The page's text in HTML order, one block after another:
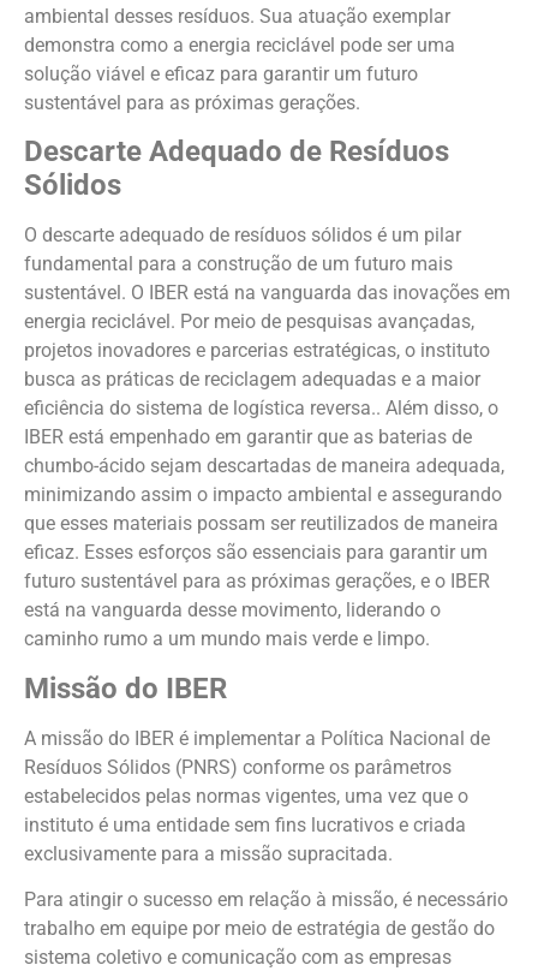
ambiental desses resíduos. Sua atuação exemplar
demonstra como a energia reciclável pode ser uma
solução viável e eficaz para garantir um futuro
sustentável para as próximas gerações.
Descarte Adequado de Resíduos
Sólidos
O descarte adequado de resíduos sólidos é um pilar
fundamental para a construção de um futuro mais
sustentável. O IBER está na vanguarda das inovações em
energia reciclável. Por meio de pesquisas avançadas,
projetos inovadores e parcerias estratégicas, o instituto
busca as práticas de reciclagem adequadas e a maior
eficiência do sistema de logística reversa.. Além disso, o
IBER está empenhado em garantir que as baterias de
chumbo-ácido sejam descartadas de maneira adequada,
minimizando assim o impacto ambiental e assegurando
que esses materiais possam ser reutilizados de maneira
eficaz. Esses esforços são essenciais para garantir um
futuro sustentável para as próximas gerações, e o IBER
está na vanguarda desse movimento, liderando o
caminho rumo a um mundo mais verde e limpo.
Missão do IBER
A missão do IBER é implementar a Política Nacional de
Resíduos Sólidos (PNRS) conforme os parâmetros
estabelecidos pelas normas vigentes, uma vez que o
instituto é uma entidade sem fins lucrativos e criada
exclusivamente para a missão supracitada.
Para atingir o sucesso em relação à missão, é necessário
trabalho em equipe por meio de estratégia de gestão do
sistema coletivo e comunicação com as empresas